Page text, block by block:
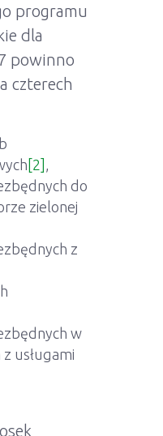
programu
dla
powinno
czterech
[2]
do
zielonej
z
w
usługami